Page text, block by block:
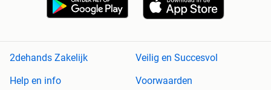
2dehands Zakelijk
Veilig en Succesvol
Help en info
Voorwaarden